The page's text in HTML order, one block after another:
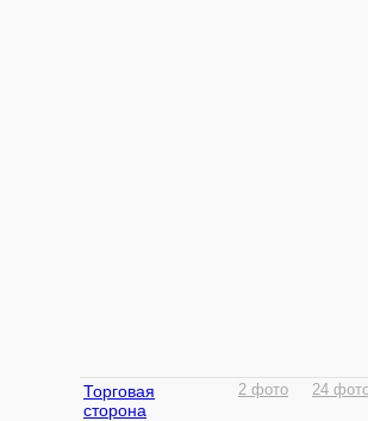
Торговая
сторона
2 фото 24